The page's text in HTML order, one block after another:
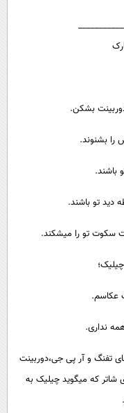
بشکن.
بشنوند.
باشند.
دید تو باشند.
سکوت تو را میشکند.
عکاسم.
نداری.
تفنگ و آر پی جی،دوربینت
شاتر که میگوید چیلیک به